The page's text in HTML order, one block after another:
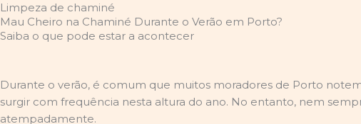
Limpeza de chaminé
Mau Cheiro na Chaminé Durante o Verão em Porto?
Saiba o que pode estar a acontecer
Durante o verão, é comum que muitos moradores de Porto
surgir com frequência nesta altura do ano. No entanto, nem
atempadamente.